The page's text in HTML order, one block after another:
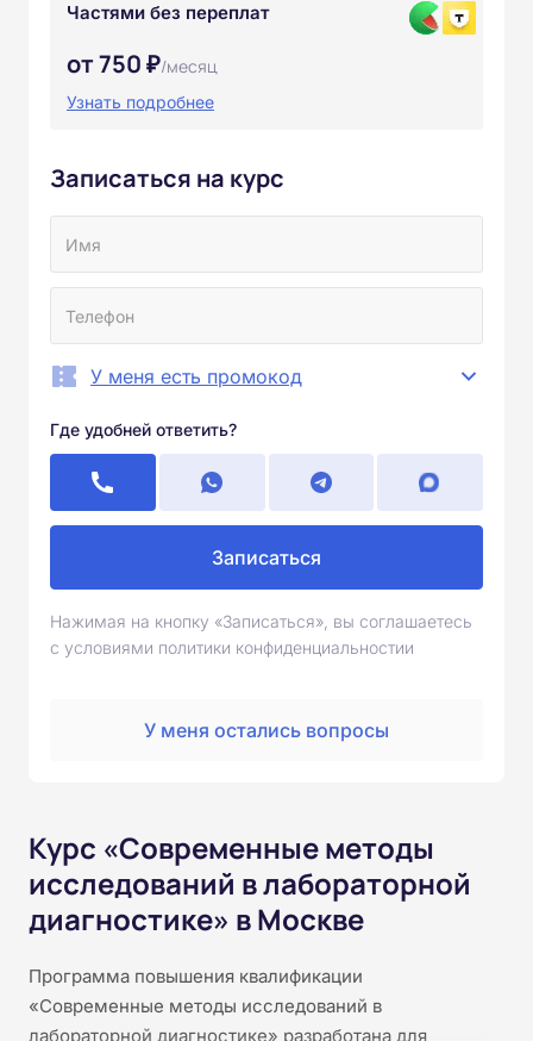
Частями без переплат
от 750 ₽/месяц
Узнать подробнее
Записаться на курс
У меня есть промокод
Где удобней ответить?
Записаться
Нажимая на кнопку «Записаться», вы соглашаетесь
с условиями политики конфиденциальностии
У меня остались вопросы
Курс «Современные методы
исследований в лабораторной
диагностике» в Москве
Программа повышения квалификации
«Современные методы исследований в
лабораторной диагностике» разработана для